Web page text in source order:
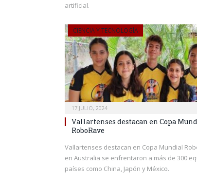
artificial.
CIENCIA Y TECNOLOGÍA
17 JULIO, 2024
Vallartenses destacan en Copa
RoboRave
Vallartenses destacan en Copa Mundial
en Australia se enfrentaron a más de 300
países como China, Japón y México.